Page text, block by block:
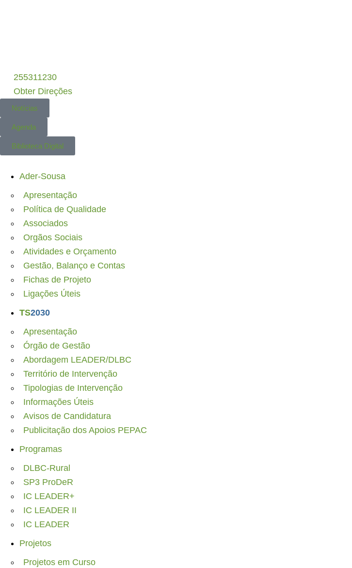
255311230
Obter Direções
Notícias
Agenda
Biblioteca Digital
Ader-Sousa
Apresentação
Política de Qualidade
Associados
Orgãos Sociais
Atividades e Orçamento
Gestão, Balanço e Contas
Fichas de Projeto
Ligações Úteis
TS2030
Apresentação
Órgão de Gestão
Abordagem LEADER/DLBC
Território de Intervenção
Tipologias de Intervenção
Informações Úteis
Avisos de Candidatura
Publicitação dos Apoios PEPAC
Programas
DLBC-Rural
SP3 ProDeR
IC LEADER+
IC LEADER II
IC LEADER
Projetos
Projetos em Curso